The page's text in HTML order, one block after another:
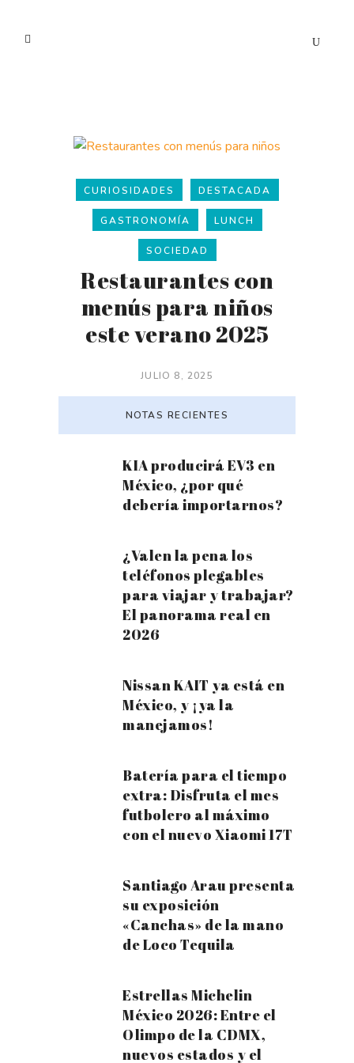
CURIOSIDADES DESTACADA
GASTRONOMÍA LUNCH
SOCIEDAD
Restaurantes con
menús para niños
este verano 2025
JULIO 8, 2025
NOTAS RECIENTES
KIA producirá EV3 en
México, ¿por qué
debería importarnos?
¿Valen la pena los
teléfonos plegables
para viajar y trabajar?
El panorama real en
2026
Nissan KAIT ya está en
México, y ¡ya la
manejamos!
Batería para el tiempo
extra: Disfruta el mes
futbolero al máximo
con el nuevo Xiaomi 17T
Santiago Arau presenta
su exposición
«Canchas» de la mano
de Loco Tequila
Estrellas Michelin
México 2026: Entre el
Olimpo de la CDMX,
nuevos estados y el